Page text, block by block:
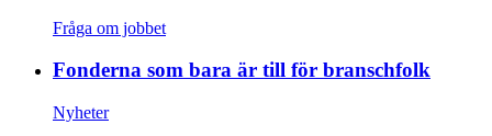
Fråga om jobbet
Fonderna som bara är till för branschfolk
Nyheter